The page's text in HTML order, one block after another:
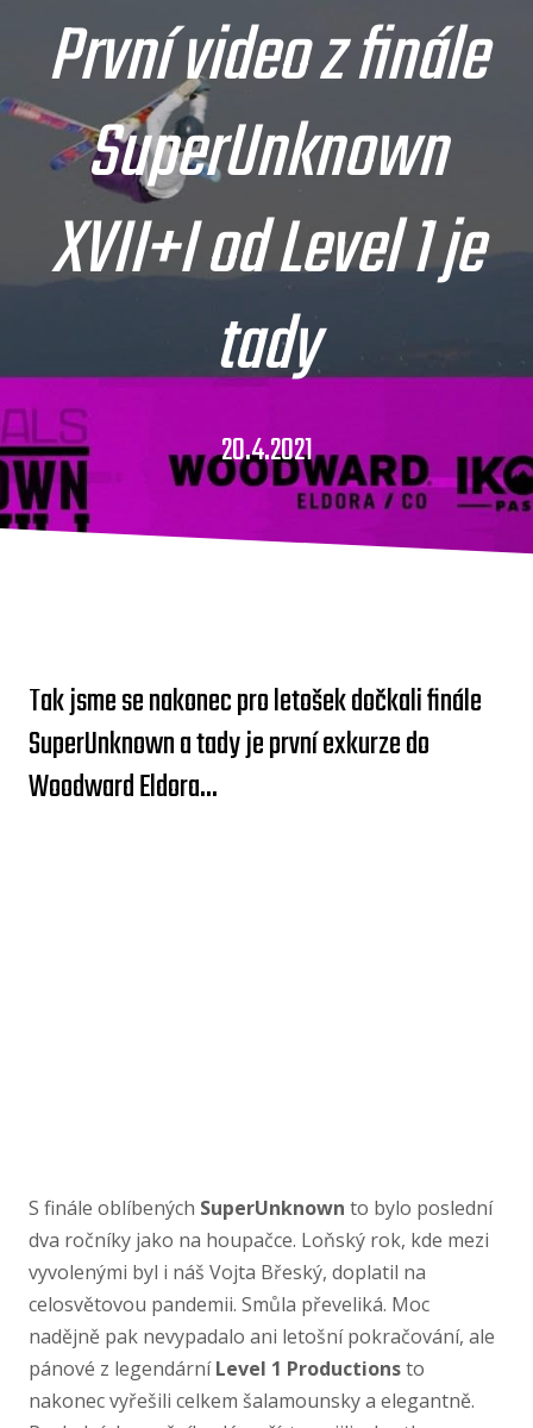
První video z finále
SuperUnknown
XVII+I od Level 1 je
tady
20.4.2021
Tak jsme se nakonec pro letošek dočkali finále
SuperUnknown a tady je první exkurze do
Woodward Eldora...
S finále oblíbených SuperUnknown to bylo poslední
dva ročníky jako na houpačce. Loňský rok, kde mezi
vyvolenými byl i náš Vojta Břeský, doplatil na
celosvětovou pandemii. Smůla převeliká. Moc
nadějně pak nevypadalo ani letošní pokračování, ale
pánové z legendárníLevel 1 Productionsto
nakonec vyřešili celkem šalamounsky a elegantně.